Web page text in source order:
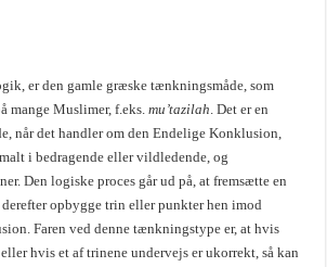
er den gamle græske tænkningsmåde, som
mange Muslimer, f.eks.mu’tazilah. Det er en
når det handler om den Endelige Konklusion,
i bedragende eller vildledende, og
Den logiske proces går ud på, at fremsætte en
opbygge trin eller punkter hen imod
Faren ved denne tænkningstype er, at hvis
hvis et af trinene undervejs er ukorrekt, så kan